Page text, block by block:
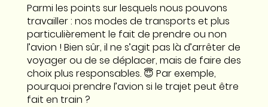
Parmi les points sur lesquels nous pouvons
travailler : nos modes de transports et plus
particulièrement le fait de prendre ou non
l’avion ! Bien sûr, il ne s’agit pas là d’arrêter de
voyager ou de se déplacer, mais de faire des
choix plus responsables. 😇 Par exemple,
pourquoi prendre l’avion si le trajet peut être
fait en train ?